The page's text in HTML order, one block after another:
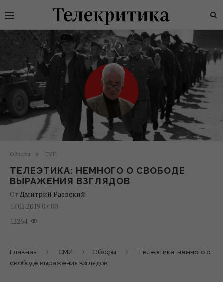
Обзоры СМИ
ТЕЛЕЭТИКА: НЕМНОГО О СВОБОДЕ
ВЫРАЖЕНИЯ ВЗГЛЯДОВ
От Дмитрий Раевский
17.05.2019 07:00
12264
Главная СМИ Обзоры
Телеэтика: немного о
свободе выражения взглядов